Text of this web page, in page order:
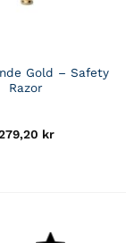
Gold – Safety
Razor
kr